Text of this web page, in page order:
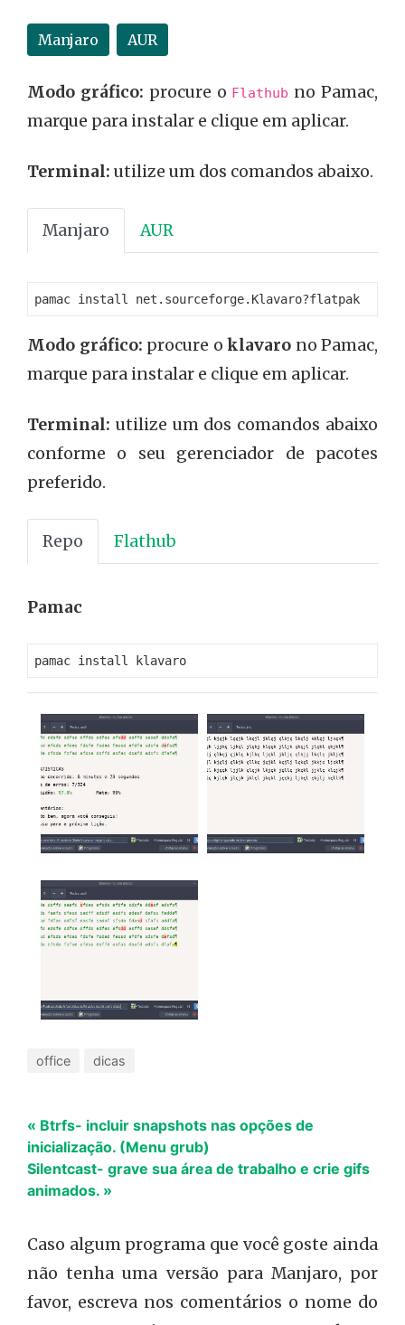
Manjaro AUR
Modo gráfico: procure o Flathub no Pamac,
marque para instalar e clique em aplicar.
Terminal: utilize um dos comandos abaixo.
Manjaro AUR
pamac install net.sourceforge.Klavaro?flatpak
Modo gráfico: procure o klavaro no Pamac,
marque para instalar e clique em aplicar.
Terminal: utilize um dos comandos abaixo
conforme o seu gerenciador de pacotes
preferido.
Repo Flathub
Pamac
office dicas
« Btrfs- incluir snapshots nas opções de
inicialização. (Menu grub)
Silentcast- grave sua área de trabalho e crie gifs
animados. »
Caso algum programa que você goste ainda
não tenha uma versão para Manjaro, por
favor, escreva nos comentários o nome do